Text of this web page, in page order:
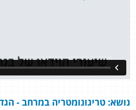
נושא: טריגונומטריה במרחב -